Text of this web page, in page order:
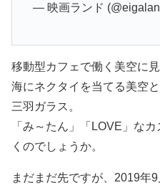
— 映画ランド
移動型カフェで働く美空に
海にネクタイを当てる美空
三羽ガラス。
「み～たん」「LOVE」な
くのでしょうか。
まだまだ先ですが、2019年